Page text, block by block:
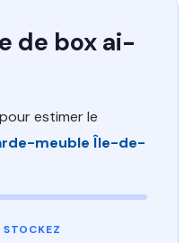
de box ai-
estimer le
meuble Île-de-